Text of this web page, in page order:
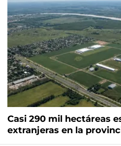
Casi 290 mil hectáreas
extranjeras en la